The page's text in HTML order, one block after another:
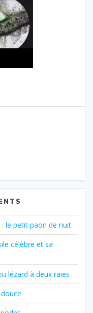
: le petit paon de nuit
célèbre et sa
lézard à deux raies